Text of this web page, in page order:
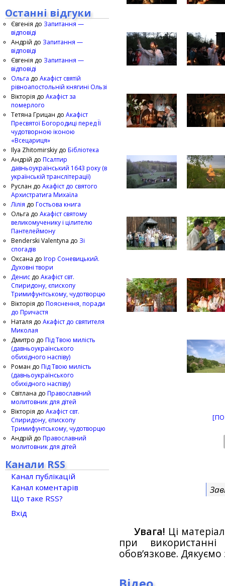
Увага! Ці
при
обов’язкове.
Останні відгуки
Євгенія до Запитання —
відповіді
Андрій до Запитання —
відповіді
Євгенія до Запитання —
відповіді
Ольга до Акафіст святій
рівноапостольній княгині Ользі
Вікторія до Акафіст за
померлого
Тетяна Грицан до Акафіст
Пресвятої Богородиці перед Її
чудотворною іконою
«Всецариця»
Ilya Zhitomirskiy до Бібліотека
Андрій до Псалтир
давньоукраїнський 1643 року (в
українській транслітерації)
Руслан до Акафіст до святого
Архистратига Михаїла
Лілія до Гостьова книга
Ольга до Акафіст святому
великомученику і цілителю
Пантелеймону
Benderski Valentyna до Зі
спогадів
Оксана до Ігор Соневицький.
Духовні твори
Денис до Акафіст свт.
Спиридону, єпископу
Тримифунтському, чудотворцю
Вікторія до Пояснення, поради
до Причастя
Наталя до Акафіст до святителя
Миколая
Дмитро до Під Твою милість
(давньоукраїнського
обихідного наспіву)
Роман до Під Твою милість
(давньоукраїнського
обихідного наспіву)
Світлана до Православний
молитовник для дітей
Вікторія до Акафіст свт.
Спиридону, єпископу
Тримифунтському, чудотворцю
Андрій до Православний
молитовник для дітей
Канали RSS
Канал публікацій
Канал коментарів
Що таке RSS?
Вхід